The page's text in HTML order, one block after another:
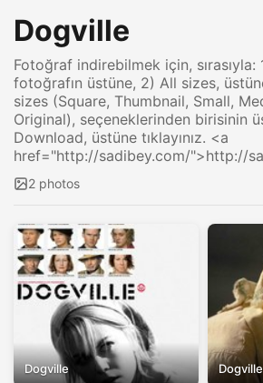
Dogville
Fotoğraf indirebilmek için, sırasıyla:
fotoğrafın üstüne, 2) All sizes,
sizes (Square, Thumbnail, Small,
Original), seçeneklerinden birisinin
Download, üstüne tıklayınız. <a
href="http://sadibey.com/">http://
2 photos
Dogville Dogville